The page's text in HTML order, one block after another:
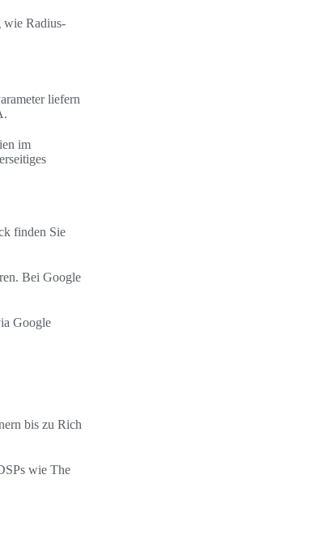
wie Radius-
liefern
im
finden Sie
Bei Google
Google
bis zu Rich
wie The